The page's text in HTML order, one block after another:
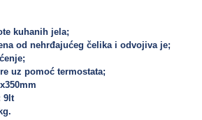
kuhanih jela;
od nehrđajućeg čelika i odvojiva je;
uz pomoć termostata;
9lt